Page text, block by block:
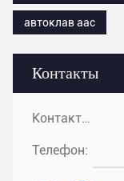
Контакты
Контакты:
Телефон:
автоклав aac